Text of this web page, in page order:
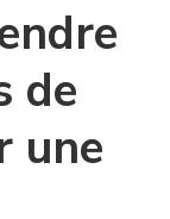
de
une